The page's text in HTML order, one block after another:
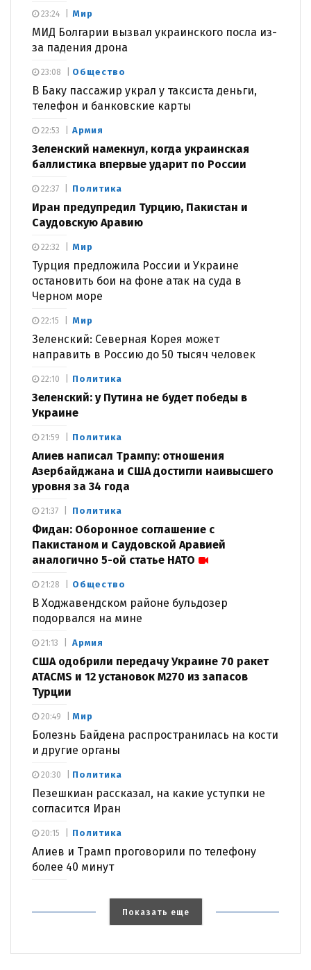
Мир
МИД Болгарии вызвал украинского посла из-
за падения дрона
23:24
Общество
В Баку пассажир украл у таксиста деньги,
телефон и банковские карты
23:08
Армия
Зеленский намекнул, когда украинская
баллистика впервые ударит по России
22:53
Политика
Иран предупредил Турцию, Пакистан и
Саудовскую Аравию
22:37
Мир
Турция предложила России и Украине
остановить бои на фоне атак на суда в
Черном море
22:32
Мир
Зеленский: Северная Корея может
направить в Россию до 50 тысяч человек
22:15
Политика
Зеленский: у Путина не будет победы в
Украине
22:10
Политика
Алиев написал Трампу: отношения
Азербайджана и США достигли наивысшего
уровня за 34 года
21:59
Политика
Фидан: Оборонное соглашение с
Пакистаном и Саудовской Аравией
аналогично 5-ой статье НАТО
21:37
Общество
В Ходжавендском районе бульдозер
подорвался на мине
21:28
Армия
США одобрили передачу Украине 70 ракет
ATACMS и 12 установок M270 из запасов
Турции
21:13
Мир
Болезнь Байдена распространилась на кости
и другие органы
20:49
Политика
Пезешкиан рассказал, на какие уступки не
согласится Иран
20:30
Политика
Алиев и Трамп проговорили по телефону
более 40 минут
20:15
Показать еще